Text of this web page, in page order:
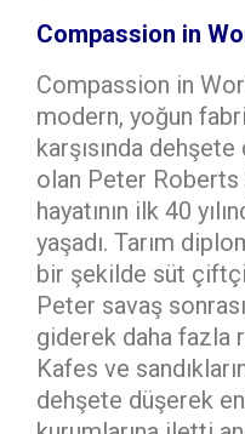
Compassion in
Compassion in
modern, yoğun
karşısında
olan Peter Roberts
hayatının ilk 40
yaşadı. Tarım
bir şekilde süt
Peter savaş
giderek daha fazla
Kafes ve
dehşete düşerek